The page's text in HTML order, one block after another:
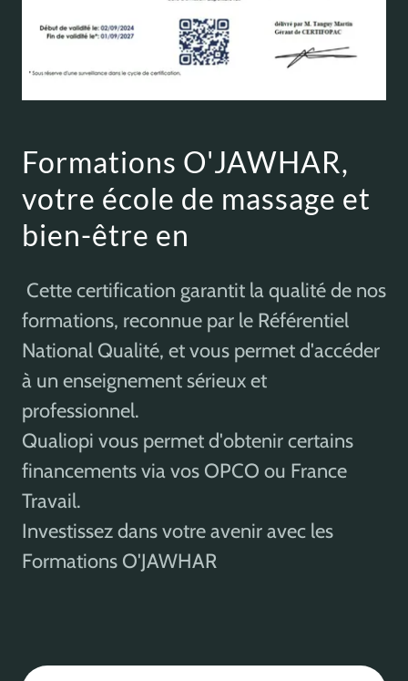
Formations O'JAWHAR,
votre école de massage et
bien-être en
Cette certification garantit la qualité de nos
formations, reconnue par le Référentiel
National Qualité, et vous permet d'accéder
à un enseignement sérieux et
professionnel.
Qualiopi vous permet d'obtenir certains
financements via vos OPCO ou France
Travail.
Investissez dans votre avenir avec les
Formations O'JAWHAR